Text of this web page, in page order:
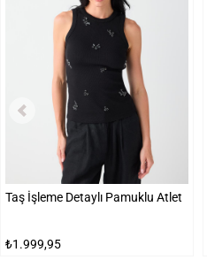
Taş İşleme Detaylı Pamuklu Atlet
₺1.999,95